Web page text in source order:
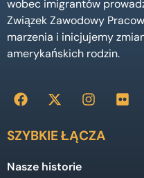
wobec imigrantów
Związek Zawodowy
marzenia i inicjujemy
amerykańskich rodzin.
SZYBKIE ŁĄCZA
Nasze historie